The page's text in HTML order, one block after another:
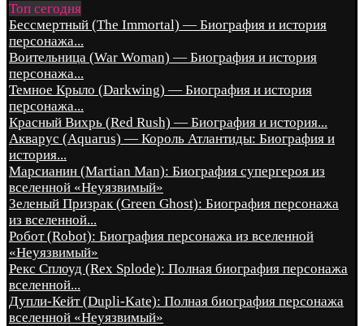
Топ сегодня
Бессмертный (The Immortal) — Биография и история
персонажа...
Воительница (War Woman) — Биография и история
персонажа...
Темное Крыло (Darkwing) — Биография и история
персонажа...
Красный Вихрь (Red Rush) — Биография и история...
Акварус (Aquarus) — Король Атлантиды: Биография и
история...
Марсианин (Martian Man): Биография супергероя из
вселенной «Неуязвимый»
Зеленый Призрак (Green Ghost): Биография персонажа
из вселенной...
Робот (Robot): Биография персонажа из вселенной
«Неуязвимый»
Рекс Сплоуд (Rex Splode): Полная биография персонажа
вселенной...
Дупли-Кейт (Dupli-Kate): Полная биография персонажа
вселенной «Неуязвимый»